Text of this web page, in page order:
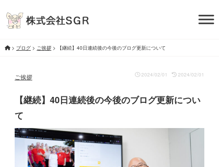
> ブログ > ご挨拶 > 【継続】40日連続後の今後のブログ更新について
ご挨拶 2024/02/01 2024/02/01
【継続】40日連続後の今後のブログ更新につい
て